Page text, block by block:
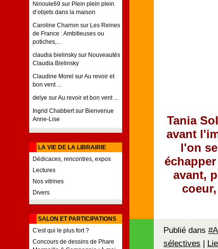
Ninoule69 sur Plein plein plein
d’objets dans la maison
Caroline Charron sur Les Reines
de France : Ambitieuses ou
potiches,...
claudia bielinsky sur Nouveautés
Claudia Bielinsky
Claudine Morel surAu revoir et
bon vent ...
delye surAu revoir et bon vent ...
Ingrid Chabbertsur Bienvenue
Anne-Lise
LA VIE DE LA LIBRAIRIE
Dédicaces, rencontres, expos
Lectures
Nos vitrines
Divers
SALON ET PARTICIPATIONS
C'est qui le plus fort ?
Concours de dessins de Phare
Tania
avant
l'on
avant,
Publié dans
sélectives |